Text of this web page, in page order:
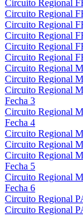
Circuito Regional
Circuito Regional
Circuito Regional
Circuito Regional
Circuito Regional
Circuito Regional
Circuito Regional
Circuito Regional
Circuito Regional
Fecha 3
Circuito Regional
Fecha 4
Circuito Regional
Circuito Regional
Circuito Regional
Fecha 5
Circuito Regional
Fecha 6
Circuito Regional
Circuito Regional